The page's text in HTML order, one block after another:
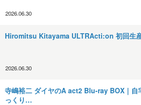
2026.06.30
Hiromitsu Kitayama ULTRActi:on 初回生
2026.06.30
寺嶋裕二 ダイヤのA act2 Blu-ray BOX｜自
っくり…